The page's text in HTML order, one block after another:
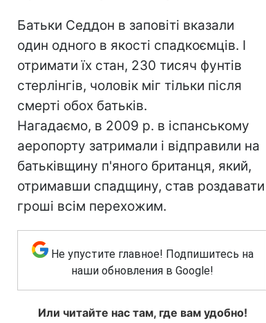
Батьки Седдон в заповіті вказали
один одного в якості спадкоємців. І
отримати їх стан, 230 тисяч фунтів
стерлінгів, чоловік міг тільки після
смерті обох батьків.
Нагадаємо, в 2009 р. в іспанському
аеропорту затримали і відправили на
батьківщину п'яного британця, який,
отримавши спадщину, став роздавати
гроші всім перехожим.
Не упустите главное! Подпишитесь на
наши обновления в Google!
Или читайте нас там, где вам удобно!